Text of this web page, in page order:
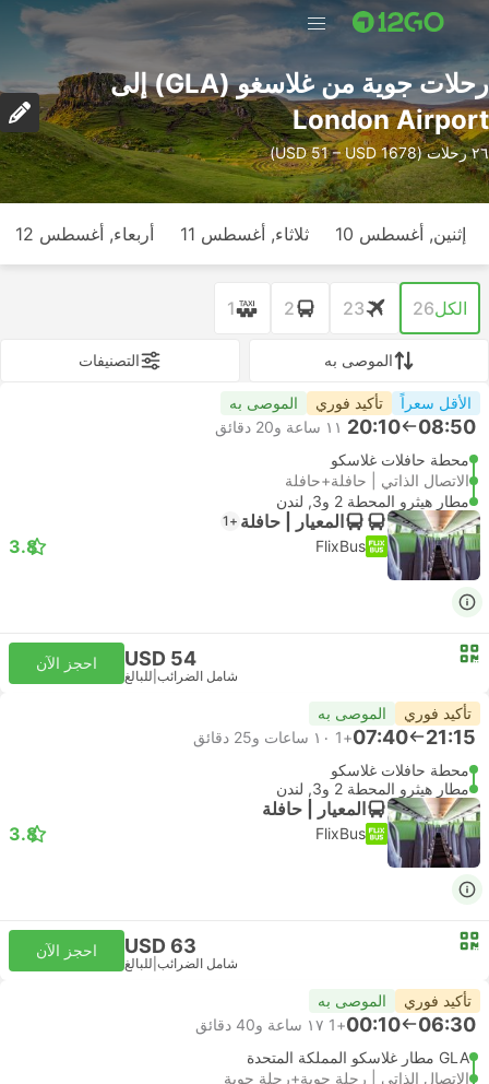
رحلات جوية من غلاسغو (GLA) إلى
London Airport
٢٦ رحلات (USD 51 – USD 1678)
إثنين, أغسطس 10 ثلاثاء, أغسطس 11 أربعاء, أغسطس 12
الكل26
23
2
1
الموصى به التصنيفات
الأقل سعراً تأكيد فوري الموصى به
08:50
20:10 ١١ ساعة و‫20 دقائق
محطة حافلات غلاسكو
الاتصال الذاتي | حافلة+حافلة
مطار هيثرو المحطة 2 و3, لندن
المعيار | حافلة +1
FlixBus
3.8
USD 54
شامل الضرائب للبالغ
احجز الآن
تأكيد فوري الموصى به
21:15
07:40
+1
١٠ ساعات و‫25 دقائق
محطة حافلات غلاسكو
مطار هيثرو المحطة 2 و3, لندن
المعيار | حافلة
FlixBus
3.8
USD 63
شامل الضرائب للبالغ
احجز الآن
تأكيد فوري الموصى به
06:30
00:10
+1
١٧ ساعة و‫40 دقائق
GLA مطار غلاسكو المملكة المتحدة
الاتصال الذاتي | رحلة جوية+رحلة جوية